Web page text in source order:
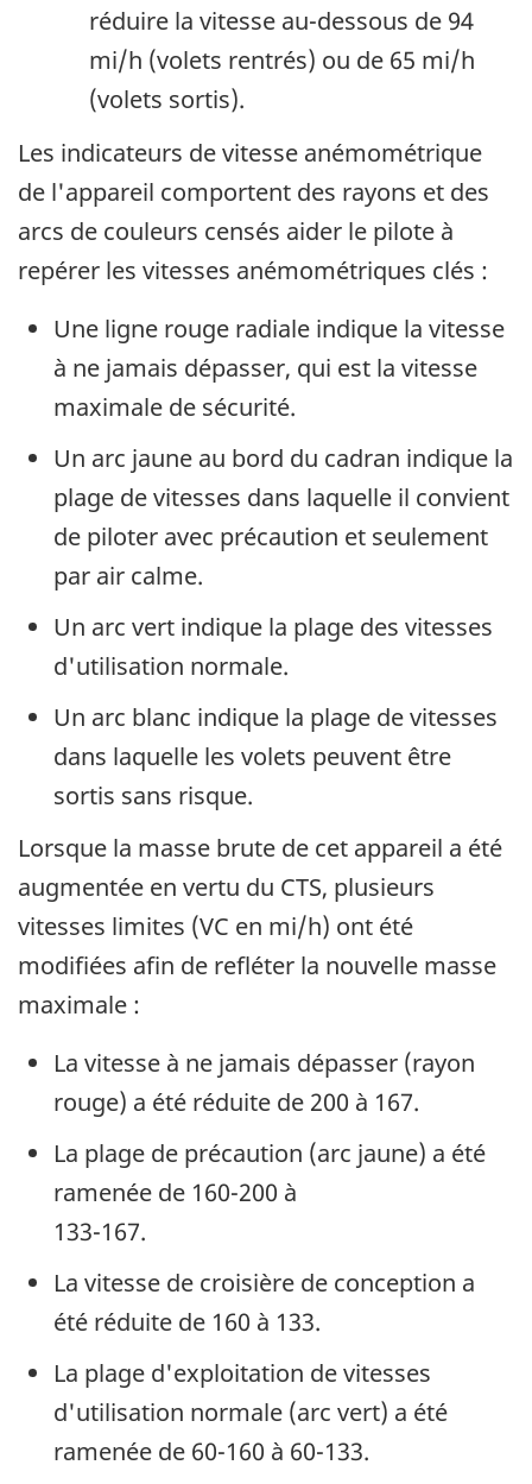
réduire la vitesse au-dessous de 94
mi/h (volets rentrés) ou de 65 mi/h
(volets sortis).
Les indicateurs de vitesse anémométrique
de l'appareil comportent des rayons et des
arcs de couleurs censés aider le pilote à
repérer les vitesses anémométriques clés :
Une ligne rouge radiale indique la vitesse
à ne jamais dépasser, qui est la vitesse
maximale de sécurité.
Un arc jaune au bord du cadran indique la
plage de vitesses dans laquelle il convient
de piloter avec précaution et seulement
par air calme.
Un arc vert indique la plage des vitesses
d'utilisation normale.
Un arc blanc indique la plage de vitesses
dans laquelle les volets peuvent être
sortis sans risque.
Lorsque la masse brute de cet appareil a été
augmentée en vertu du CTS, plusieurs
vitesses limites (VC en mi/h) ont été
modifiées afin de refléter la nouvelle masse
maximale :
La vitesse à ne jamais dépasser (rayon
rouge) a été réduite de 200 à 167.
La plage de précaution (arc jaune) a été
ramenée de 160-200 à
133-167.
La vitesse de croisière de conception a
été réduite de 160 à 133.
La plage d'exploitation de vitesses
d'utilisation normale (arc vert) a été
ramenée de 60-160 à 60-133.